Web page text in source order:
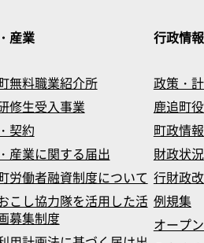
産業
無料職業紹介所
修生受入事業
契約
産業に関する届出
労働者融資制度について
こし協力隊を活用した活
募集制度
行政情報
政策・
鹿追町
町政情
財政状況
行財政
例規集
オープ